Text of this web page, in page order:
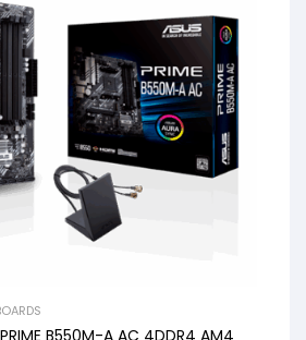
B550M-A AC 4DDR4 AM4